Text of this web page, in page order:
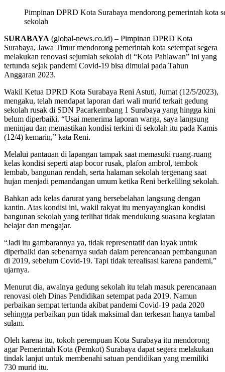
Pimpinan DPRD Kota Surabaya mendorong pemerintah kota
sekolah
SURABAYA (global-news.co.id) – Pimpinan DPRD Kota
Surabaya, Jawa Timur mendorong pemerintah kota setempat segera
melakukan renovasi sejumlah sekolah di “Kota Pahlawan” ini yang
tertunda sejak pandemi Covid-19 bisa dimulai pada Tahun
Anggaran 2023.
Wakil Ketua DPRD Kota Surabaya Reni Astuti, Jumat (12/5/2023),
mengaku, telah mendapat laporan dari wali murid terkait gedung
sekolah rusak di SDN Pacarkembang 1 Surabaya yang hingga kini
belum diperbaiki. “Usai menerima laporan warga, saya langsung
meninjau dan memastikan kondisi terkini di sekolah itu pada Kamis
(12/4) kemarin,” kata Reni.
Melalui pantauan di lapangan tampak saat memasuki ruang-ruang
kelas kondisi seperti atap bocor rusak, plafon ambrol, tembok
lembab, bangunan rendah, serta halaman sekolah tergenang saat
hujan menjadi pemandangan umum ketika Reni berkeliling sekolah.
Bahkan ada kelas darurat yang bersebelahan langsung dengan
kantin. Atas kondisi ini, wakil rakyat itu menyayangkan kondisi
bangunan sekolah yang terlihat tidak mendukung suasana kegiatan
belajar dan mengajar.
“Jadi itu gambarannya ya, tidak representatif dan layak untuk
diperbaiki dan sebenarnya sudah dalam perencanaan pembangunan
di 2019, sebelum Covid-19. Tapi tidak terealisasi karena pandemi,”
ujarnya.
Menurut dia, awalnya gedung sekolah itu telah masuk perencanaan
renovasi oleh Dinas Pendidikan setempat pada 2019. Namun
perbaikan sempat tertunda akibat pandemi Covid-19 pada 2020
sehingga perbaikan pun tidak maksimal dan terkesan hanya tambal
sulam.
Oleh karena itu, tokoh perempuan Kota Surabaya itu mendorong
agar Pemerintah Kota (Pemkot) Surabaya dapat segera melakukan
tindak lanjut untuk membenahi satuan pendidikan yang memiliki
730 murid itu.